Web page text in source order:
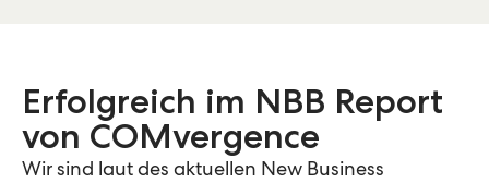
Erfolgreich im NBB Report
von COMvergence
Wir sind laut des aktuellen New Business